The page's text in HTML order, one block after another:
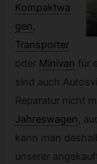
Kompaktwa
gen ,
Transporter
oder Minivan für
sind auch
Reparatur nicht
Jahreswagen ,
kann man
unserer